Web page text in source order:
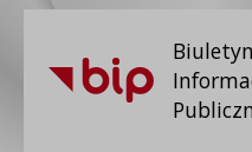
Biuletyn